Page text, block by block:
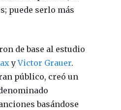
puede serlo más
de base al estudio
yVictor Grauer.
público, creó un
basándose